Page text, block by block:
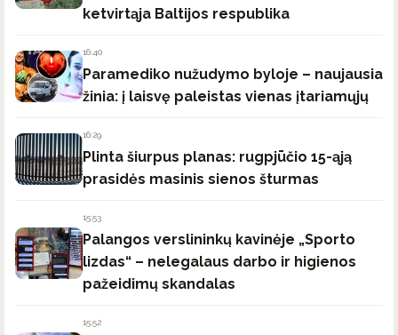
ketvirtąja Baltijos respublika
16:40
Paramediko nužudymo byloje – naujausia
žinia: į laisvę paleistas vienas įtariamųjų
16:29
Plinta šiurpus planas: rugpjūčio 15-ąją
prasidės masinis sienos šturmas
15:53
Palangos verslininkų kavinėje „Sporto
lizdas“ – nelegalaus darbo ir higienos
pažeidimų skandalas
15:52